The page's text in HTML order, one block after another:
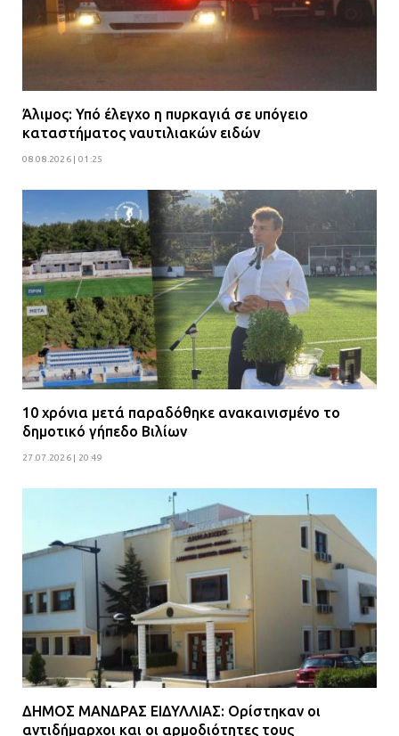
Άλιμος: Υπό έλεγχο η πυρκαγιά σε υπόγειο
καταστήματος ναυτιλιακών ειδών
08.08.2026 | 01:25
10 χρόνια μετά παραδόθηκε ανακαινισμένο το
δημοτικό γήπεδο Βιλίων
27.07.2026 | 20:49
ΔΗΜΟΣ ΜΑΝΔΡΑΣ ΕΙΔΥΛΛΙΑΣ: Ορίστηκαν οι
αντιδήμαρχοι και οι αρμοδιότητες τους